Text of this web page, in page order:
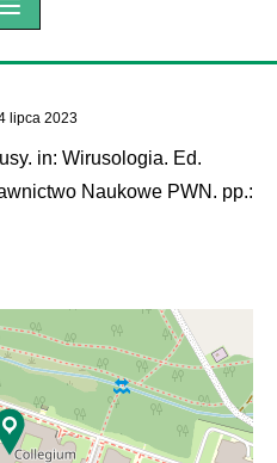
lipca 2023
in: Wirusologia. Ed.
Naukowe PWN. pp.: